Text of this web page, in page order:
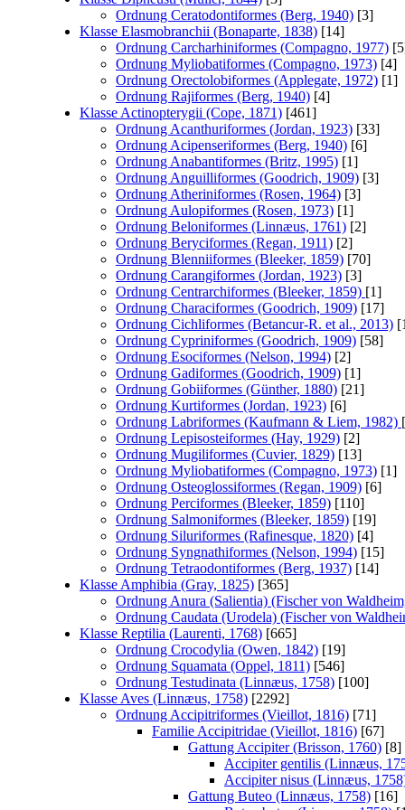
Ordnung Ceratodontiformes (Berg, 1940) [3]
Klasse Elasmobranchii (Bonaparte, 1838) [14]
Ordnung Carcharhiniformes (Compagno, 1977)
Ordnung Myliobatiformes (Compagno, 1973) [4]
Ordnung Orectolobiformes (Applegate, 1972) [1]
Ordnung Rajiformes (Berg, 1940) [4]
Klasse Actinopterygii (Cope, 1871) [461]
Ordnung Acanthuriformes (Jordan, 1923) [33]
Ordnung Acipenseriformes (Berg, 1940) [6]
Ordnung Anabantiformes (Britz, 1995) [1]
Ordnung Anguilliformes (Goodrich, 1909) [3]
Ordnung Atheriniformes (Rosen, 1964) [3]
Ordnung Aulopiformes (Rosen, 1973) [1]
Ordnung Beloniformes (Linnæus, 1761) [2]
Ordnung Beryciformes (Regan, 1911) [2]
Ordnung Blenniiformes (Bleeker, 1859) [70]
Ordnung Carangiformes (Jordan, 1923) [3]
Ordnung Centrarchiformes (Bleeker, 1859) [1]
Ordnung Characiformes (Goodrich, 1909) [17]
Ordnung Cichliformes (Betancur-R. et al., 2013)
Ordnung Cypriniformes (Goodrich, 1909) [58]
Ordnung Esociformes (Nelson, 1994) [2]
Ordnung Gadiformes (Goodrich, 1909) [1]
Ordnung Gobiiformes (Günther, 1880) [21]
Ordnung Kurtiformes (Jordan, 1923) [6]
Ordnung Labriformes (Kaufmann & Liem, 1982)
Ordnung Lepisosteiformes (Hay, 1929) [2]
Ordnung Mugiliformes (Cuvier, 1829) [13]
Ordnung Myliobatiformes (Compagno, 1973) [1]
Ordnung Osteoglossiformes (Regan, 1909) [6]
Ordnung Perciformes (Bleeker, 1859) [110]
Ordnung Salmoniformes (Bleeker, 1859) [19]
Ordnung Siluriformes (Rafinesque, 1820) [4]
Ordnung Syngnathiformes (Nelson, 1994) [15]
Ordnung Tetraodontiformes (Berg, 1937) [14]
Klasse Amphibia (Gray, 1825) [365]
Ordnung Anura (Salientia) (Fischer von
Ordnung Caudata (Urodela) (Fischer von
Klasse Reptilia (Laurenti, 1768) [665]
Ordnung Crocodylia (Owen, 1842) [19]
Ordnung Squamata (Oppel, 1811) [546]
Ordnung Testudinata (Linnæus, 1758) [100]
Klasse Aves (Linnæus, 1758) [2292]
Ordnung Accipitriformes (Vieillot, 1816) [71]
Familie Accipitridae (Vieillot, 1816) [67]
Gattung Accipiter (Brisson, 1760) [8]
Accipiter gentilis (Linnæus,
Accipiter nisus (Linnæus,
Gattung Buteo (Linnæus, 1758) [16]